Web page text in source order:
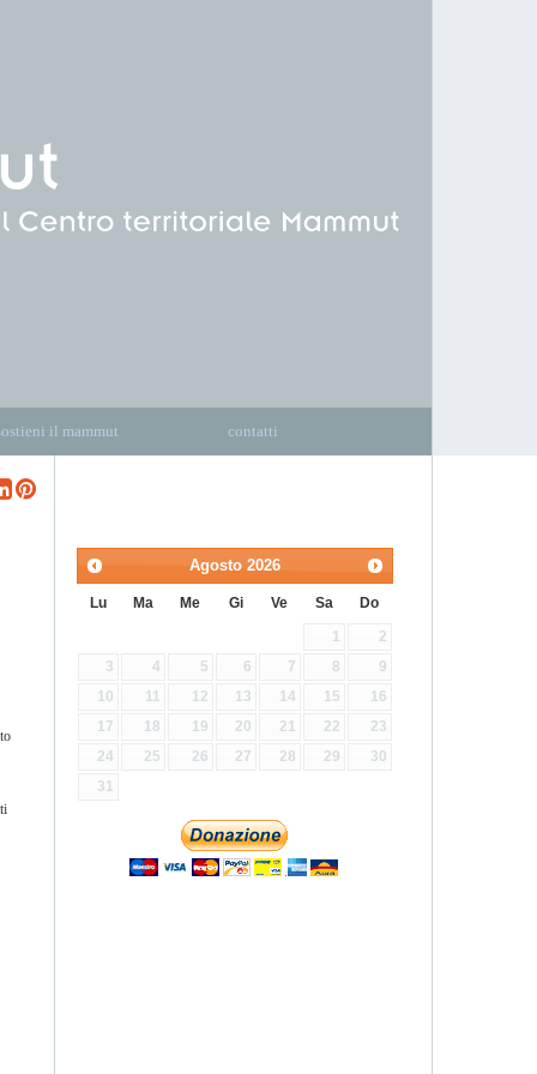
il mammut contatti
Agosto 2026
Lu Ma Me Gi Ve Sa Do
1
2
3
4 5 6 7 8
9
10
11 12 13 14 15
16
17
18 19 20 21 22
23
24
25 26 27 28 29
30
31